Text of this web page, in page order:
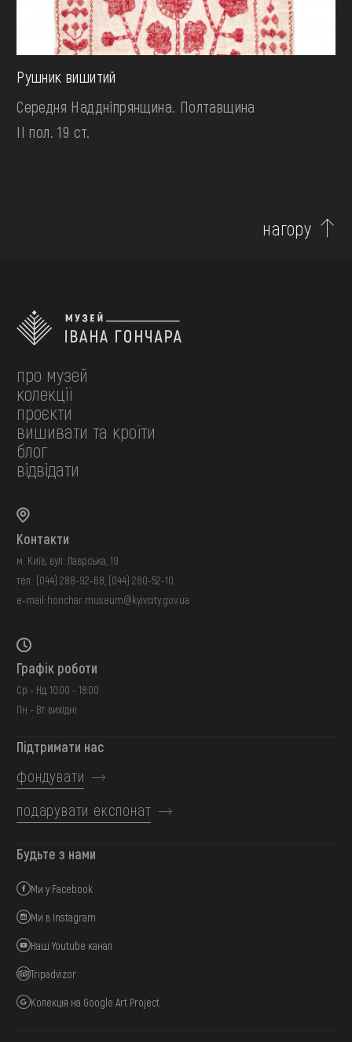
Рушник вишитий
Середня Наддніпрянщина. Полтавщина
II пол. 19 ст.
нагору
про музей
колекції
проєкти
вишивати та кроїти
блог
відвідати
Контакти
м. Київ, вул. Лаврська, 19
тел.: (044) 288-92-68 (044) 280-52-10
e-mail: honchar.museum@kyivcity.gov.ua
Графік роботи
Ср - Нд: 10:00 - 18:00
Пн - Вт: вихідні
Підтримати нас
фондувати
подарувати експонат
Будьте з нами
Ми у Facebook
Ми в Instagram
Наш Youtube канал
Tripadvizor
Колекція на Google Art Project